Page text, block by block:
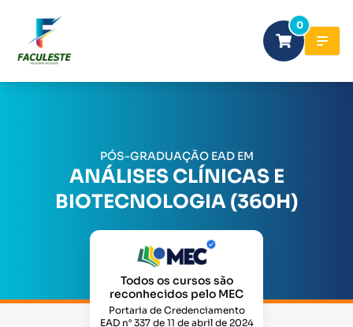
0
PÓS-GRADUAÇÃO EAD EM
ANÁLISES CLÍNICAS E
BIOTECNOLOGIA (360H)
Todos os cursos são
reconhecidos pelo MEC
Portaria de Credenciamento
EAD n° 337 de 11 de abril de 2024